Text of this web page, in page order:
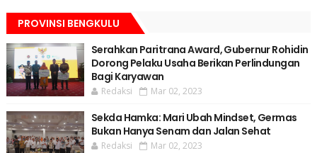
PROVINSI BENGKULU
Serahkan Paritrana Award, Gubernur Rohidin
Dorong Pelaku Usaha Berikan Perlindungan
Bagi Karyawan
Redaksi Mar 02, 2023
Sekda Hamka: Mari Ubah Mindset, Germas
Bukan Hanya Senam dan Jalan Sehat
Redaksi Mar 02, 2023